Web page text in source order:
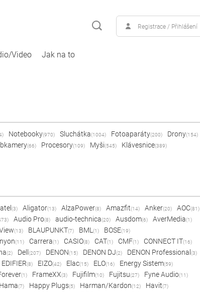
Registrace / Přihlášení
Video Jak na to
Notebooky(970) Sluchátka(1004) Fotoaparáty(200) Drony(154)
(66) Procesory(109) Myši(545) Klávesnice(389)
(3) Aligator(13) AlzaPower(8) Amazfit(14) Anker(20) AOC(81)
Audio Pro(8) audio-technica(20) Ausdom(6) AverMedia(1)
(13) BLAUPUNKT(7) BML(1) BOSE(19)
(11) Carrera(1) CASIO(8) CAT(1) CMF(1) CONNECT IT(16)
(2) Dell (207) DENON(15) DENON DJ(2) DENON Professional (3)
EDIFIER(8) EIZO(42) Elac(15) ELO(16) Energy Sistem(59)
(1) FrameXX(3) Fujifilm(10) Fujitsu(27) Fyne Audio(11)
Hama(7) Happy Plugs(5) Harman/Kardon(12) Havit(7)